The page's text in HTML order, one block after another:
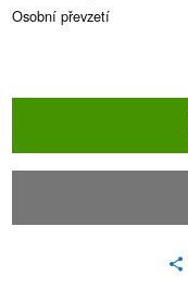
Osobní převzetí
share